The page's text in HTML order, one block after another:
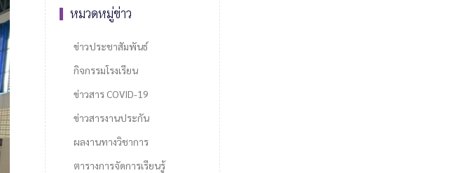
หมวดหมู่ข่าว
ข่าวประชาสัมพันธ์
กิจกรรมโรงเรียน
ข่าวสาร COVID-19
ข่าวสารงานประกัน
ผลงานทางวิชาการ
ตารางการจัดการเรียนรู้